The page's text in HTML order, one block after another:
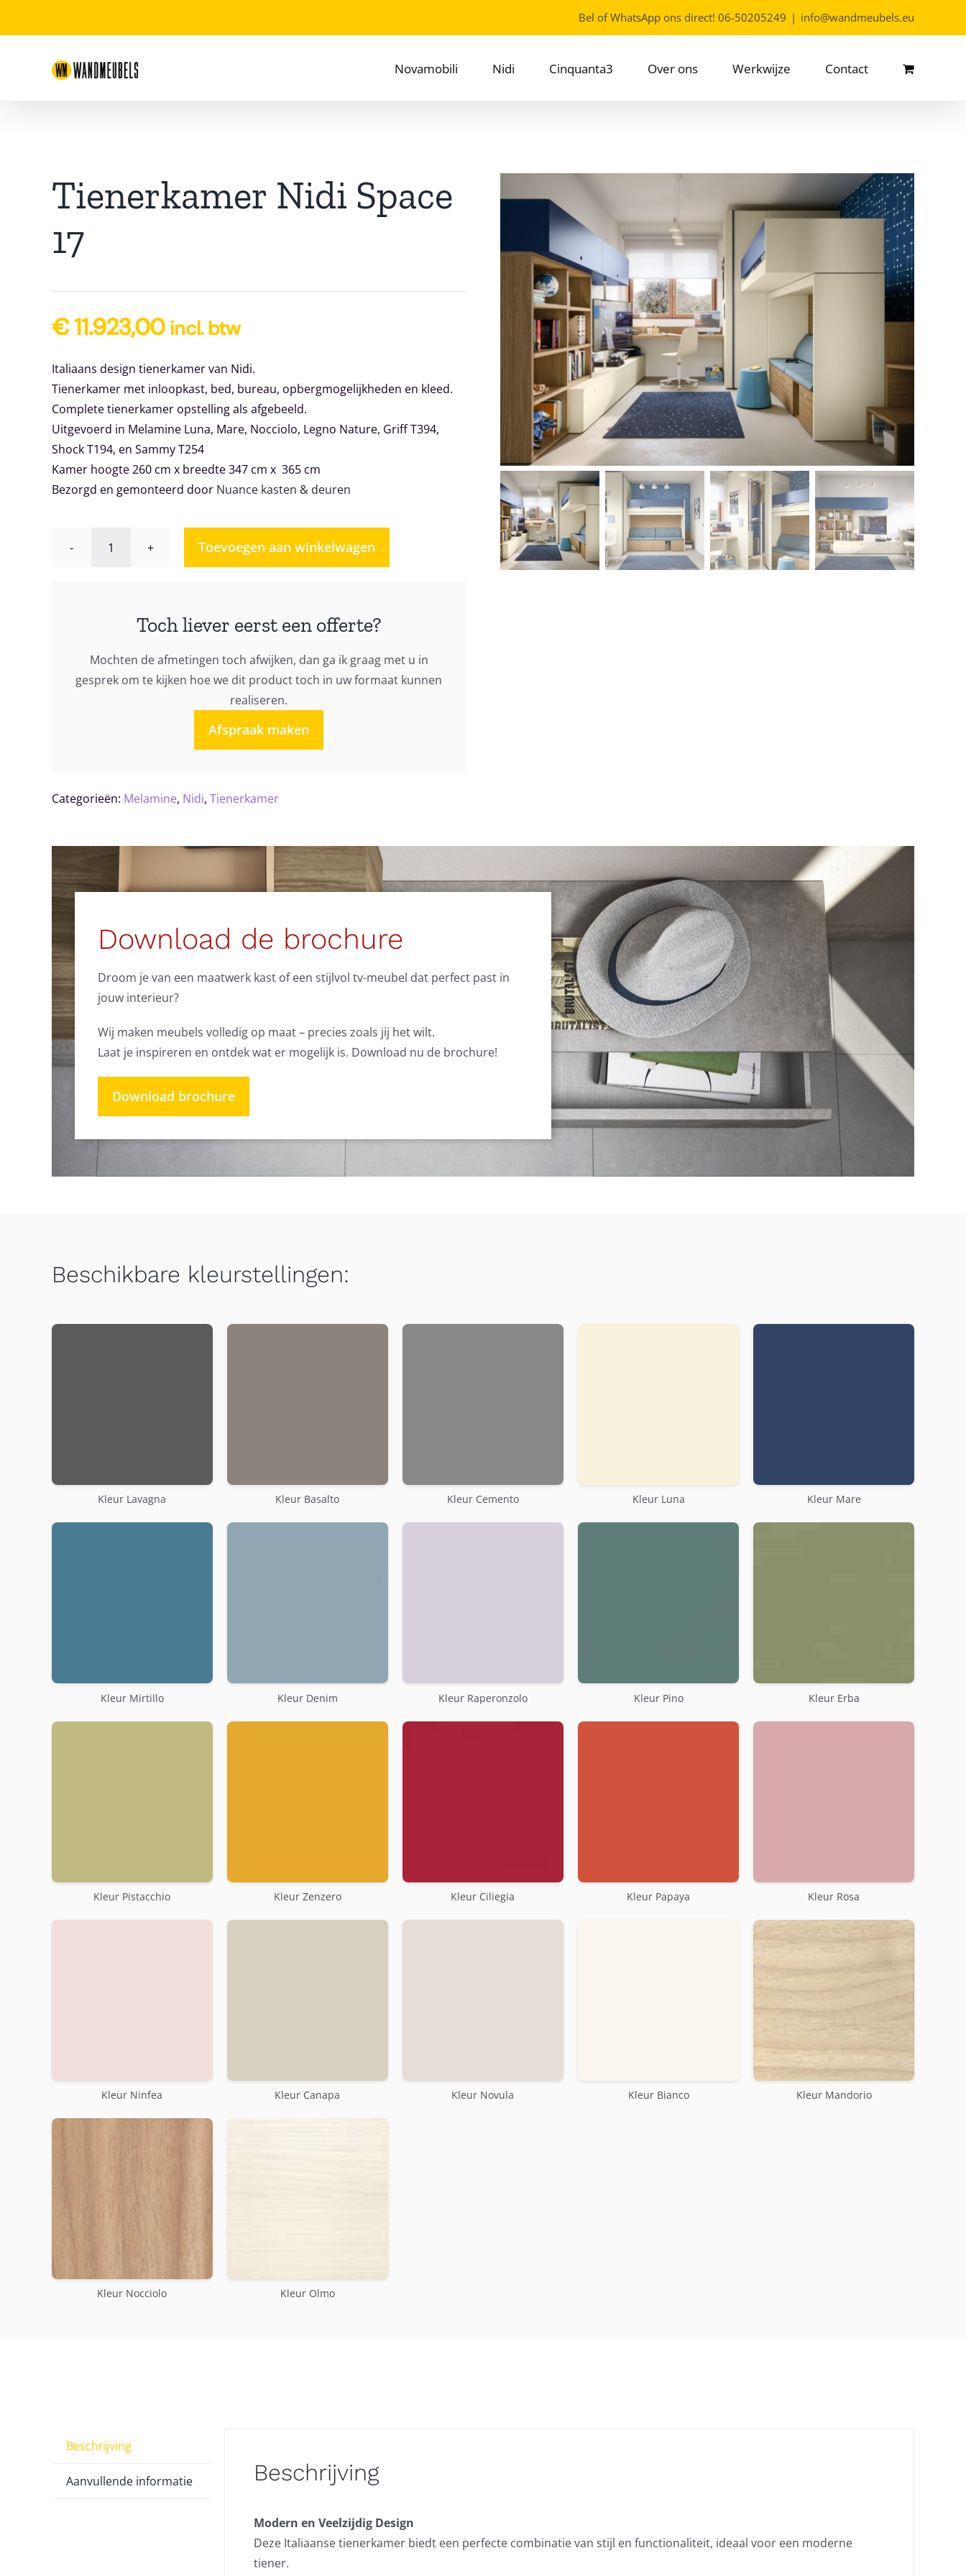
Bel of WhatsApp ons direct! 06-50205249 | info@wandmeubels.eu
Novamobili Nidi Cinquanta3 Over ons Werkwijze Contact
Tienerkamer Nidi Space
17
€11.923,00 incl. btw
Italiaans design tienerkamer van Nidi.
Tienerkamer met inloopkast, bed, bureau, opbergmogelijkheden en kleed.
Complete tienerkamer opstelling als afgebeeld.
Uitgevoerd in Melamine Luna, Mare, Nocciolo, Legno Nature, Griff T394,
Shock T194, en Sammy T254
Kamer hoogte 260 cm x breedte 347 cm x 365 cm
Bezorgd en gemonteerd door Nuance kasten & deuren
Tienerkamer
aantal
Toevoegen aan winkelwagen
Toch liever eerst een offerte?
Mochten de afmetingen toch afwijken, dan ga ik graag met u in
gesprek om te kijken hoe we dit product toch in uw formaat kunnen
realiseren.
Afspraak maken
Categorieën: Melamine, Nidi, Tienerkamer
Download de brochure
Droom je van een maatwerk kast of een stijlvol tv-meubel dat perfect past in
jouw interieur?
Wij maken meubels volledig op maat – precies zoals jij het wilt.
Laat je inspireren en ontdek wat er mogelijk is. Download nu de brochure!
Download brochure
Beschikbare kleurstellingen:
Kleur Lavagna Kleur Basalto Kleur Cemento Kleur Luna Kleur Mare
Kleur Mirtillo Kleur Denim Kleur Raperonzolo Kleur Pino Kleur Erba
Kleur Pistacchio Kleur Zenzero Kleur Ciliegia Kleur Papaya Kleur Rosa
Kleur Ninfea Kleur Canapa Kleur Novula Kleur Bianco Kleur Mandorio
Kleur Nocciolo Kleur Olmo
Beschrijving
Aanvullende informatie Beschrijving
Modern en Veelzijdig Design
Deze Italiaanse tienerkamer biedt een perfecte combinatie van stijl en functionaliteit, ideaal voor een moderne
tiener.